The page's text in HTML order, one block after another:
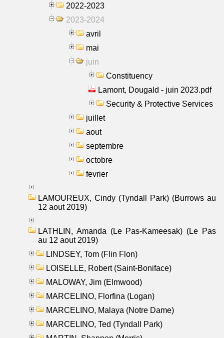
2022-2023
2023-2024
avril
mai
juin
Constituency
Lamont, Dougald - juin 2023.pdf
Security & Protective Services
juillet
aout
septembre
octobre
fevrier
LAMOUREUX, Cindy (Tyndall Park) (Burrows au
12 aout 2019)
LATHLIN, Amanda (Le Pas-Kameesak) (Le Pas
au 12 aout 2019)
LINDSEY, Tom (Flin Flon)
LOISELLE, Robert (Saint-Boniface)
MALOWAY, Jim (Elmwood)
MARCELINO, Florfina (Logan)
MARCELINO, Malaya (Notre Dame)
MARCELINO, Ted (Tyndall Park)